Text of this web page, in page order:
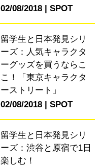
02/08/2018
SPOT
留学生と日本発見シリ
ーズ：人気キャラクタ
ーグッズを買うならこ
こ！「東京キャラクタ
ーストリート」
02/08/2018
SPOT
留学生と日本発見シリ
ーズ：渋谷と原宿で1日
楽しむ！